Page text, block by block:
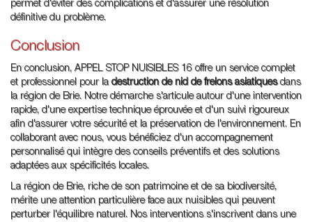
permet d'éviter des complications et d'assurer une résolution
définitive du problème.
Conclusion
En conclusion, APPEL STOP NUISIBLES 16 offre un service complet
et professionnel pour la destruction de nid de frelons asiatiquesdans
la région de Brie. Notre démarche s'articule autour d'une intervention
rapide, d'une expertise technique éprouvée et d'un suivi rigoureux
afin d'assurer votre sécurité et la préservation de l'environnement. En
collaborant avec nous, vous bénéficiez d'un accompagnement
personnalisé qui intègre des conseils préventifs et des solutions
adaptées aux spécificités locales.
La région de Brie, riche de son patrimoine et de sa biodiversité,
mérite une attention particulière face aux nuisibles qui peuvent
perturber l'équilibre naturel. Nos interventions s'inscrivent dans une